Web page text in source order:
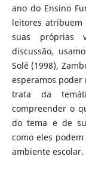
ano do Ensino
leitores
suas próprias
discussão,
Solé (1998),
esperamos
trata da
compreender o
do tema e de
como eles
ambiente escolar.